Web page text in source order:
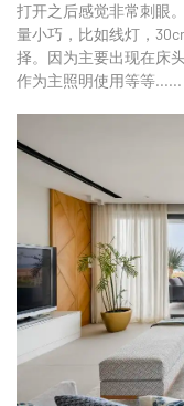
打开之后感觉非常刺眼
量小巧，比如线灯，
择。因为主要出现在床
作为主照明使用等等......